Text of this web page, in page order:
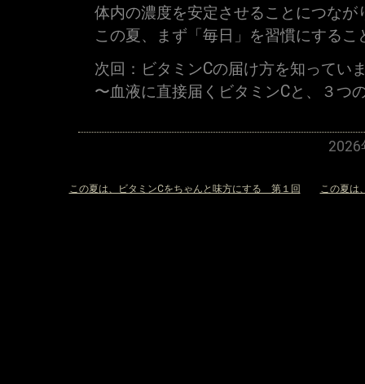
体内の濃度を安定させることにつなが
この夏、まず「毎日」を習慣にする
次回：ビタミンCの届け方を知ってい
〜血液に直接届くビタミンCと、３つ
2026
この夏は、ビタミンCをちゃんと味方にする 第１回 この夏は